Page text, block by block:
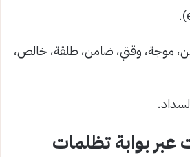
موجة، وقتي، ضامن، طلقة، خالص،
عبر بوابة تظلمات